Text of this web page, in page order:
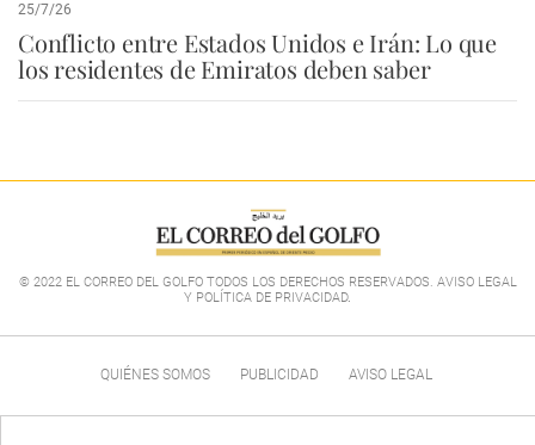
25/7/26
Conflicto entre Estados Unidos e Irán: Lo que
los residentes de Emiratos deben saber
© 2022 EL CORREO DEL GOLFO TODOS LOS DERECHOS RESERVADOS. AVISO LEGAL
Y POLÍTICA DE PRIVACIDAD.
QUIÉNES SOMOS PUBLICIDAD AVISO LEGAL